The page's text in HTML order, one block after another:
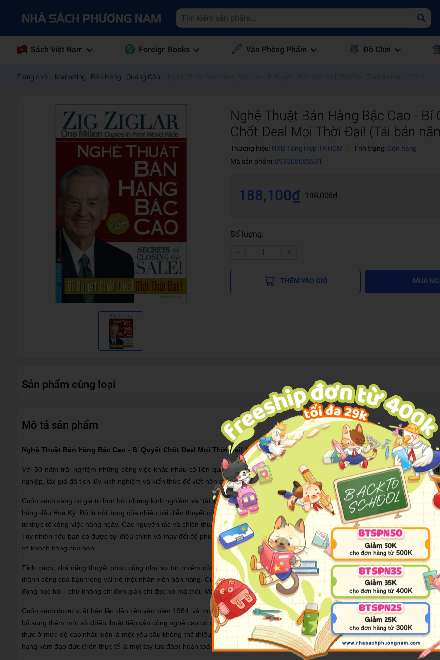
Sách Việt Nam Foreign Books Văn Phòng Phẩm Đồ Chơi
Trang chủ Marketing - Bán Hàng - Quảng Cáo
Nghệ Thuật Bán Hàng Bậc Cao - Bí
Chốt Deal Mọi Thời Đại! (Tái bản
Thương hiệu: NXB Tổng Hợp TP.HCM Tình trạng: Còn hàng
Mã sản phẩm: 893508685531
188,100₫ 198,000₫
Số lượng:
-
+
THÊM VÀO GIỎ MUA
Sản phẩm cùng loại
Mô tả sản phẩm
Nghệ Thuật Bán Hàng Bậc Cao - Bí Quyết Chốt Deal Mọi Thời Đại! (Tái bản năm 2021)
Với 50 năm trải nghiệm những công việc khác nhau có liên quan đến nghề bán hàng: từ bán các loại hàng hóa, sản phẩm
nghiệp, tác giả đã tích lũy kinh nghiệm và kiến thức để viết nên cuốn sáchNghệ Thuật Bán Hàng Bậc Cao.
Cuốn sách càng có giá trị hơn bởi những kinh nghiệm và “tài liệu quý giá” mà tác giả “thu lượm” được khi tham gia diễn thuyết và
hàng đầu Hoa Kỳ. Đó là nội dung của nhiều bài diễn thuyết của những chuyên gia đào tạo tên tuổi, là các bài viết về nghề bán hàng
từ thực tế công việc hàng ngày. Các nguyên tắc và chiến thuật được đề cập trong cuốn sách khá chi tiết và dễ hiểu nên đây có thể
Tuy nhiên nếu bạn có được sự điều chỉnh và thay đổi để phù hợp với bản chất công việc của mình thì có lẽ những thông tin thu
và khách hàng của bạn.
Tính cách, khả năng thuyết phục cũng như sự tín nhiệm của bạn trong quá trình áp dụng những nguyên tắc hay chiến thuật
thành công của bạn trong vai trò một nhân viên bán hàng. Cuốn sách bao gồm rất nhiều ví dụ minh họa và những câu chuyện thực
động học hỏi - chứ không chỉ đơn giản chỉ đọc nó mà thôi. Một cuốn sổ tay nhỏ sẽ rất hữu ích trong việc giúp bạn ghi lại những ý
Cuốn sách được xuất bản lần đầu tiên vào năm 1984, và trong phiên bản mới nhất của Nghệ Thuật Bán Hàng Bậc Caonăm 2004
bổ sung thêm một số chiến thuật tiếp cận công nghệ cao có vai trò quyết định đối với môi trường bán hàng hiện nay. Gấp cuốn
thực ở mức độ cao nhất luôn là một yêu cầu không thể thiếu đối với một người bán hàng chuyên nghiệp. Tại sao ư? Bởi chúng ta
hàng kém đạo đức (trên thực tế là một tay lừa đảo) hoàn toàn có thể thuyết phục khách hàng mua những sản phẩm với giá trên trời